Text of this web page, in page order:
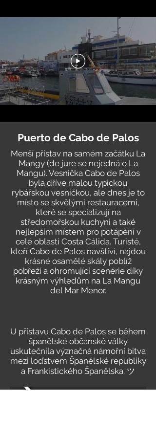
Puerto de Cabo de Palos
Menší přístav na samém začátku La
Mangy (de jure se nejedná o La
Mangu). Vesnička Cabo de Palos
byla dříve malou typickou
rybářskou vesničkou, ale dnes je to
místo se skvělými restauracemi,
které se specializují na
středomořskou kuchyni a také
nejlepším místem pro potápění v
celé oblasti Costa Cálida. Turisté,
kteří Cabo de Palos navštíví, najdou
krásné osamělé skály poblíž
pobřeží a ohromující scenérie díky
krásným výhledům na La Mangu
del Mar Menor.
U přístavu Cabo de Palos se během
španělské občanské války
uskutečnila význačná námořní bitva
mezi loďstvem Španělské republiky
a Frankistického Španělska. ツ